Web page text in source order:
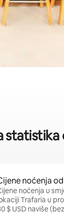
statistika
noćenja od
noćenja u
Trafaria u
$ USD naviše